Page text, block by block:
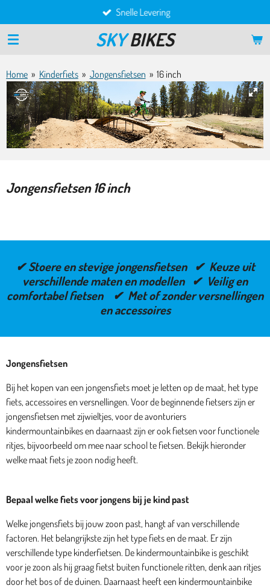
direct
naar
hoofdinhoud
SKY BIKES
Snelle Levering
Home » Kinderfiets » Jongensfietsen » 16 inch
Jongensfietsen 16 inch
✔ Stoere en stevige jongensfietsen ✔ Keuze uit
verschillende maten en modellen ✔ Veilig en
comfortabel fietsen ✔ Met of zonder versnellingen
en accessoires
Jongensfietsen
Bij het kopen van een jongensfiets moet je letten op de maat, het type
fiets, accessoires en versnellingen. Voor de beginnende fietsers zijn er
jongensfietsen met zijwieltjes, voor de avonturiers
kindermountainbikes en daarnaast zijn er ook fietsen voor functionele
ritjes, bijvoorbeeld om mee naar school te fietsen. Bekijk hieronder
welke maat fiets je zoon nodig heeft.
Bepaal welke fiets voor jongens bij je kind past
Welke jongensfiets bij jouw zoon past, hangt af van verschillende
factoren. Het belangrijkste zijn het type fiets en de maat. Er zijn
verschillende type kinderfietsen. De kindermountainbike is geschikt
voor je zoon als hij graag fietst buiten functionele ritten, denk aan ritjes
door het bos of de duinen. Daarnaast heeft een kindermountainbike